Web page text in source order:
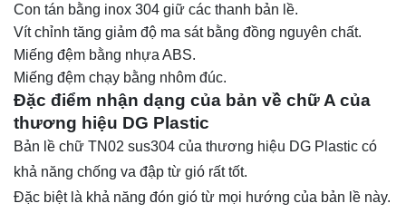
Con tán bằng inox 304 giữ các thanh bản lề.
Vít chỉnh tăng giảm độ ma sát bằng đồng nguyên chất.
Miếng đệm bằng nhựa ABS.
Miếng đệm chạy bằng nhôm đúc.
Đặc điểm nhận dạng của bản về chữ A của
thương hiệu DG Plastic
Bản lề chữ TN02 sus304 của thương hiệu DG Plastic có
khả năng chống va đập từ gió rất tốt.
Đặc biệt là khả năng đón gió từ mọi hướng của bản lề này.